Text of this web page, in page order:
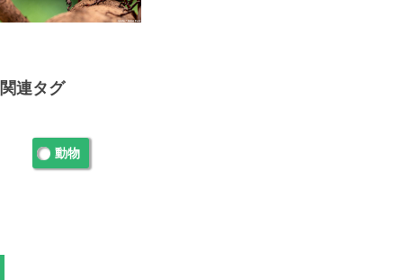
関連タグ
動物